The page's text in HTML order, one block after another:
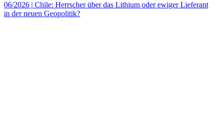
06/2026 | Chile: Herrscher über das Lithium oder ewiger Lieferant
in der neuen Geopolitik?